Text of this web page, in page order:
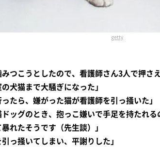
getty
みつこうとしたので、看護師さん3人で押
犬猫まで大騒ぎになった」
ったら、嫌がった猫が看護師を引っ掻いた」
ドッグのとき、抱っこ嫌いで手足を持たれ
れたそうです（先生談）」
引っ掻いてしまい、平謝りした」